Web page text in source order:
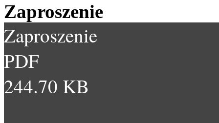
Zaproszenie
Zaproszenie
PDF
244.70 KB